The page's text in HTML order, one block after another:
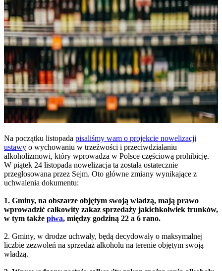
Na początku listopada pisaliśmy wam o projekcie nowelizacji
ustawy o wychowaniu w trzeźwości i przeciwdziałaniu
alkoholizmowi, który wprowadza w Polsce częściową prohibicję.
W piątek 24 listopada nowelizacja ta została ostatecznie
przegłosowana przez Sejm. Oto główne zmiany wynikające z
uchwalenia dokumentu:
1. Gminy, na obszarze objętym swoją władzą, mają prawo
wprowadzić całkowity zakaz sprzedaży jakichkolwiek trunków,
w tym także piwa, między godziną 22 a 6 rano.
2. Gminy, w drodze uchwały, będą decydowały o maksymalnej
liczbie zezwoleń na sprzedaż alkoholu na terenie objętym swoją
władzą.